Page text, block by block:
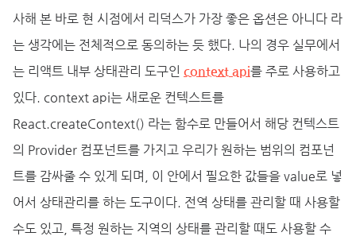
사해 본 바로 현 시점에서 리덕스가 가장 좋은 옵션은 아니다 라
는 생각에는 전체적으로 동의하는 듯 했다. 나의 경우 실무에서
는 리액트 내부 상태관리 도구인 context api를 주로 사용하고
있다. context api는 새로운 컨텍스트를
React.createContext() 라는 함수로 만들어서 해당 컨텍스트
의 Provider 컴포넌트를 가지고 우리가 원하는 범위의 컴포넌
트를 감싸줄 수 있게 되며, 이 안에서 필요한 값들을 value로 넣
어서 상태관리를 하는 도구이다. 전역 상태를 관리할 때 사용할
수도 있고, 특정 원하는 지역의 상태를 관리할 때도 사용할 수